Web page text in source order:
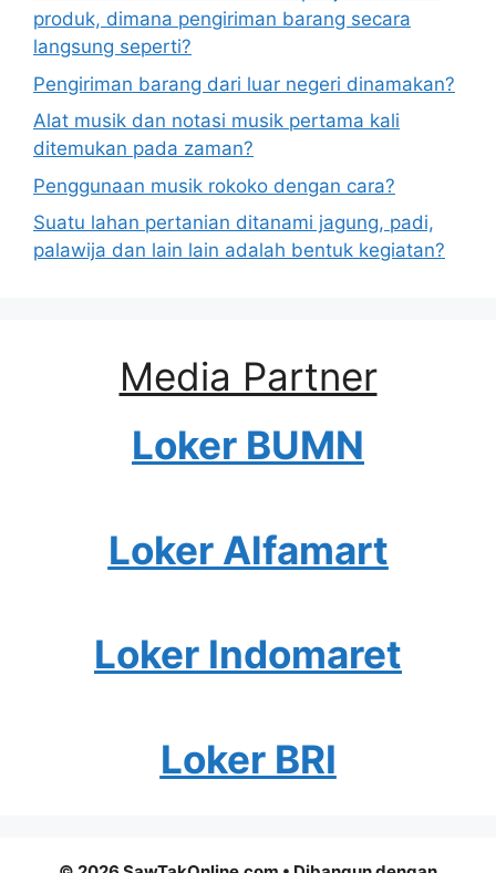
produk, dimana pengiriman barang secara
langsung seperti?
Pengiriman barang dari luar negeri dinamakan?
Alat musik dan notasi musik pertama kali
ditemukan pada zaman?
Penggunaan musik rokoko dengan cara?
Suatu lahan pertanian ditanami jagung, padi,
palawija dan lain lain adalah bentuk kegiatan?
Media Partner
Loker BUMN
Loker Alfamart
Loker Indomaret
Loker BRI